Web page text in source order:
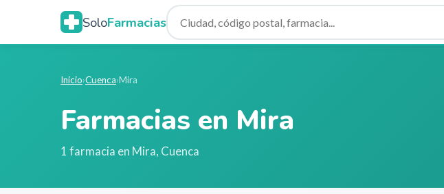
SoloFarmacias
Inicio›Cuenca›Mira
Farmacias en Mira
1 farmacia en Mira, Cuenca